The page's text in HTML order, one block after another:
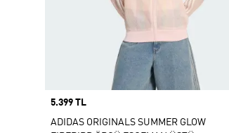
Price
5.399 TL
ADIDAS ORIGINALS SUMMER GLOW